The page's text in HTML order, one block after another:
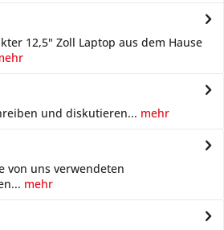
12,5" Zoll Laptop aus dem Hause
und diskutieren... mehr
von uns verwendeten
mehr